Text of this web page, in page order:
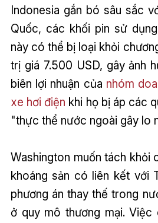
Indonesia gắn bó sâu sắc
Quốc, các khối pin sử
này có thể bị loại khỏi
trị giá 7.500 USD, gây ảnh
biên lợi nhuận của nhóm
xe hơi điện khi họ bị áp các
"thực thể nước ngoài gây lo
Washington muốn tách khỏi
khoáng sản có liên kết với
phương án thay thế trong
ở quy mô thương mại. Việc